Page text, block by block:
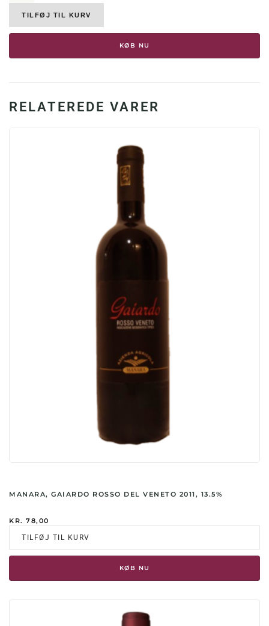
Rosso
Veneto,
2017,
antal
TILFØJ TIL KURV
KØB NU
RELATEREDE VARER
MANARA, GAIARDO ROSSO DEL VENETO 2011, 13.5%
KR. 78,00
TILFØJ TIL KURV
KØB NU